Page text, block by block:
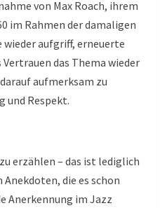
von Max Roach, ihrem
im Rahmen der damaligen
aufgriff, erneuerte
das Thema wieder
aufmerksam zu
und Respekt.
erzählen – das ist lediglich
die es schon
Anerkennung im Jazz